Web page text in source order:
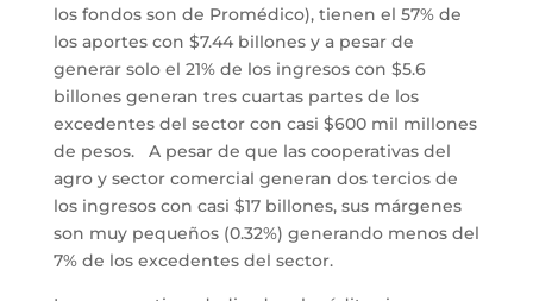
los fondos son de Promédico), tienen el 57% de
los aportes con $7.44 billones y a pesar de
generar solo el 21% de los ingresos con $5.6
billones generan tres cuartas partes de los
excedentes del sector con casi $600 mil millones
de pesos. A pesar de que las cooperativas del
agro y sector comercial generan dos tercios de
los ingresos con casi $17 billones, sus márgenes
son muy pequeños (0.32%) generando menos del
7% de los excedentes del sector.